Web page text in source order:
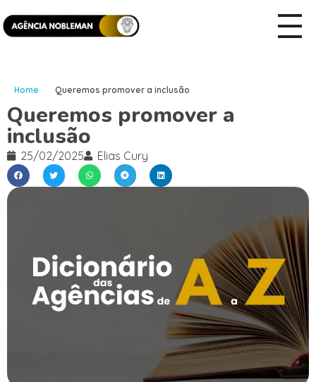
Home Queremos promover a inclusão
Queremos promover a
inclusão
25/02/2025 Elias Cury